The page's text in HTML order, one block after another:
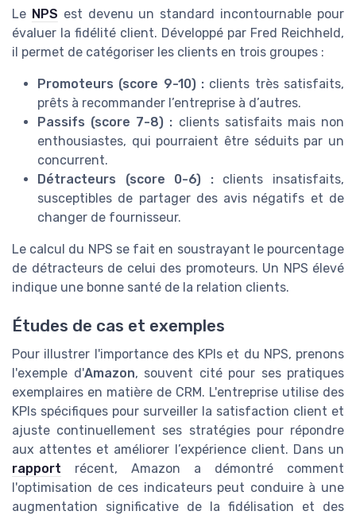
Le NPS est devenu un standard incontournable pour
évaluer la fidélité client. Développé par Fred Reichheld,
il permet de catégoriser les clients en trois groupes :
Promoteurs (score 9-10) : clients très satisfaits,
prêts à recommander l’entreprise à d’autres.
Passifs (score 7-8) : clients satisfaits mais non
enthousiastes, qui pourraient être séduits par un
concurrent.
Détracteurs (score 0-6) :clients insatisfaits,
susceptibles de partager des avis négatifs et de
changer de fournisseur.
Le calcul du NPS se fait en soustrayant le pourcentage
de détracteurs de celui des promoteurs. Un NPS élevé
indique une bonne santé de la relation clients.
Études de cas et exemples
Pour illustrer l'importance des KPIs et du NPS, prenons
l'exemple d'Amazon, souvent cité pour ses pratiques
exemplaires en matière de CRM. L'entreprise utilise des
KPIs spécifiques pour surveiller la satisfaction client et
ajuste continuellement ses stratégies pour répondre
aux attentes et améliorer l’expérience client. Dans un
rapport récent, Amazon a démontré comment
l'optimisation de ces indicateurs peut conduire à une
augmentation significative de la fidélisation et des